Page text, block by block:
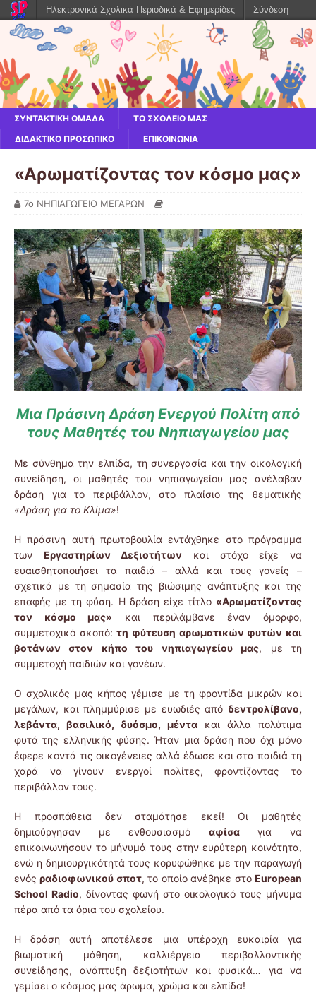
ΣΥΝΤΑΚΤΙΚΗ ΟΜΑΔΑ
ΤΟ ΣΧΟΛΕΙΟ ΜΑΣ
ΔΙΔΑΚΤΙΚΟ ΠΡΟΣΩΠΙΚΟ
ΕΠΙΚΟΙΝΩΝΙΑ
«Αρωματίζοντας τον κόσμο μας»
7ο ΝΗΠΙΑΓΩΓΕΙΟ ΜΕΓΑΡΩΝ
Μια Πράσινη Δράση Ενεργού Πολίτη από
τους Μαθητές του Νηπιαγωγείου μας
Με σύνθημα την ελπίδα, τη συνεργασία και την οικολογική
συνείδηση, οι μαθητές του νηπιαγωγείου μας ανέλαβαν
δράση για το περιβάλλον, στο πλαίσιο της θεματικής
«Δράση για το Κλίμα»!
Η πράσινη αυτή πρωτοβουλία εντάχθηκε στο πρόγραμμα
των Εργαστηρίων Δεξιοτήτων και στόχο είχε να
ευαισθητοποιήσει τα παιδιά – αλλά και τους γονείς –
σχετικά με τη σημασία της βιώσιμης ανάπτυξης και της
επαφής με τη φύση. Η δράση είχε τίτλο «Αρωματίζοντας
τον κόσμο μας» και περιλάμβανε έναν όμορφο,
συμμετοχικό σκοπό:τη φύτευση αρωματικών φυτών και
βοτάνων στον κήπο του νηπιαγωγείου μας, με τη
συμμετοχή παιδιών και γονέων.
Ο σχολικός μας κήπος γέμισε με τη φροντίδα μικρών και
μεγάλων, και πλημμύρισε με ευωδιές από δεντρολίβανο,
λεβάντα, βασιλικό, δυόσμο, μέντα και άλλα πολύτιμα
φυτά της ελληνικής φύσης. Ήταν μια δράση που όχι μόνο
έφερε κοντά τις οικογένειες αλλά έδωσε και στα παιδιά τη
χαρά να γίνουν ενεργοί πολίτες, φροντίζοντας το
περιβάλλον τους.
Η προσπάθεια δεν σταμάτησε εκεί! Οι μαθητές
δημιούργησαν με ενθουσιασμό αφίσαγια να
επικοινωνήσουν το μήνυμά τους στην ευρύτερη κοινότητα,
ενώ η δημιουργικότητά τους κορυφώθηκε με την παραγωγή
ενόςραδιοφωνικού σποτ, το οποίο ανέβηκε στοEuropean
School Radio, δίνοντας φωνή στο οικολογικό τους μήνυμα
πέρα από τα όρια του σχολείου.
Η δράση αυτή αποτέλεσε μια υπέροχη ευκαιρία για
βιωματική μάθηση, καλλιέργεια περιβαλλοντικής
συνείδησης, ανάπτυξη δεξιοτήτων και φυσικά… για να
γεμίσει ο κόσμος μας άρωμα, χρώμα και ελπίδα!
Ηλεκτρονικά Σχολικά Περιοδικά & Εφημερίδες Σύνδεση